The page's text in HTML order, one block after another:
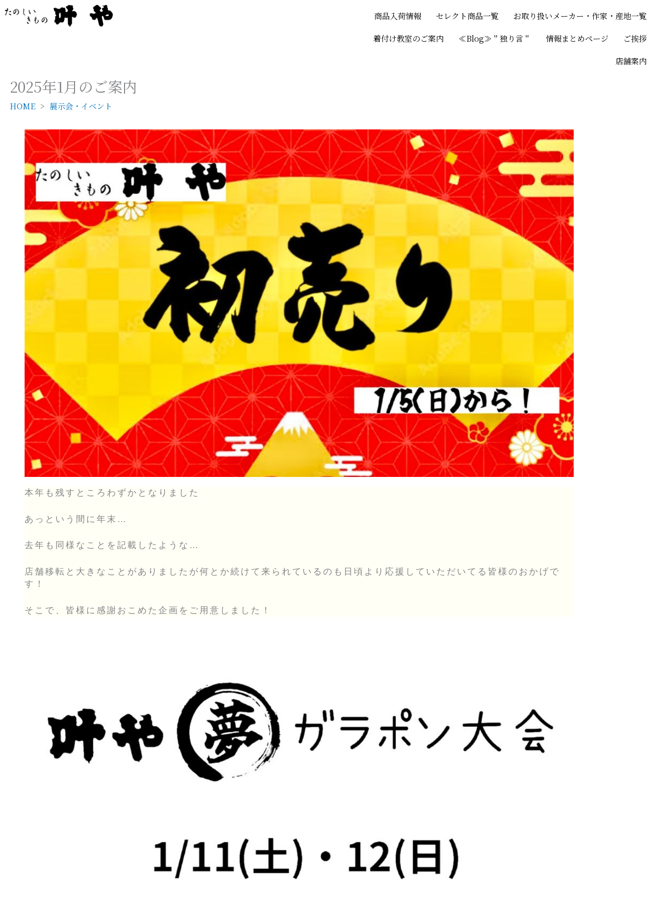
内
容
商品入荷情報 セレクト商品一覧
お取り扱いメーカー・作家・産地一覧
着付け教室のご案内
≪Blog≫＂独り言＂ 情報まとめページ
ご挨拶
店舗案内
2025年1月のご案内
HOME 展示会・イベント
本年も残すところわずかとなりました
あっという間に年末…
去年も同様なことを記載したような…
店舗移転と大きなことがありましたが何とか続けて来られているのも日頃より応援していただいてる皆様のおかげで
す！
そこで、皆様に感謝おこめた企画をご用意しました！